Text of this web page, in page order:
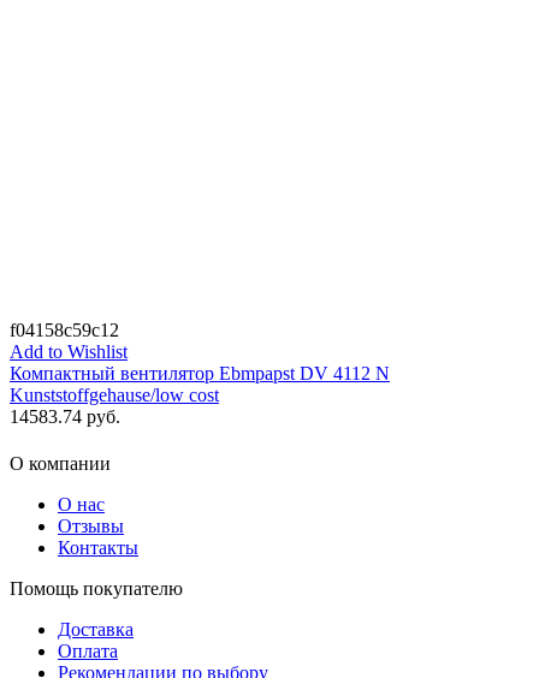
f04158c59c12
Add to Wishlist
Компактный вентилятор Ebmpapst DV 4112 N
Kunststoffgehause/low cost
14583.74 руб.
О компании
О нас
Отзывы
Контакты
Помощь покупателю
Доставка
Оплата
Рекомендации по выбору